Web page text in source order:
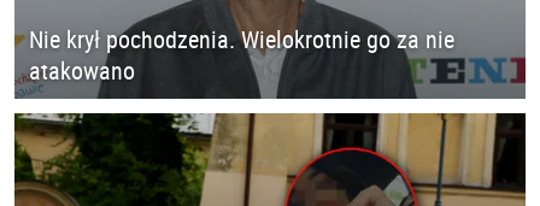
Nie krył pochodzenia. Wielokrotnie go za nie
atakowano